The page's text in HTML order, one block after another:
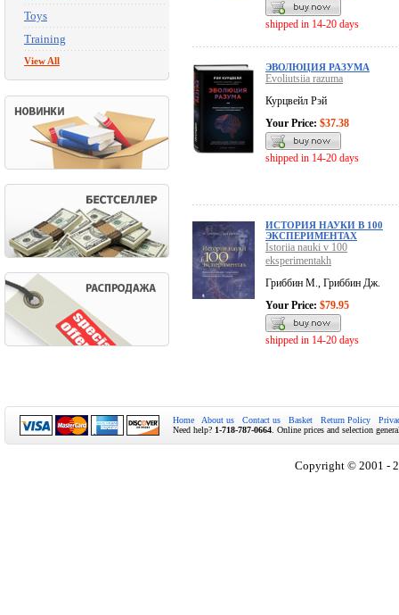
Toys
Training
View All
shipped in 14-20 days
ЭВОЛЮЦИЯ РАЗУМА
Evoliutsiia razuma
Курцвейл Рэй
Your Price: $37.38
shipped in 14-20 days
ИСТОРИЯ НАУКИ В 100
ЭКСПЕРИМЕНТАХ
Istoriia nauki v 100
eksperimentakh
Гриббин М., Гриббин Дж.
Your Price: $79.95
shipped in 14-20 days
Home About us Contact us Basket Return Policy
Need help? 1-718-787-0664 . Online prices and selection
Copyright © 2001 -